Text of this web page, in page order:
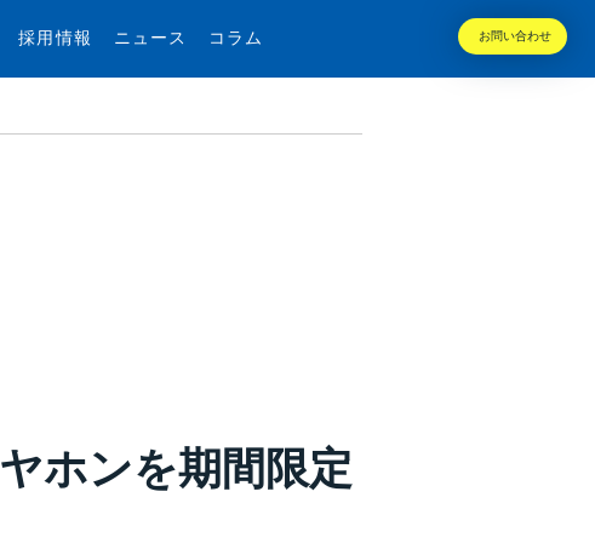
採用情報 ニュース コラム お問い合わせ
ホンを期間限定